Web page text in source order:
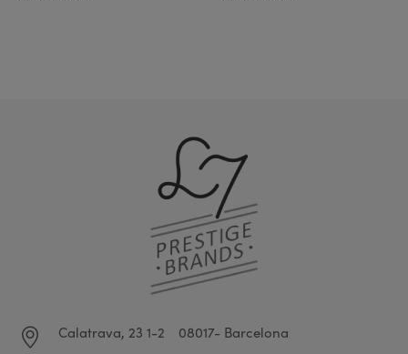
Calatrava, 23 1-2
08017- Barcelona